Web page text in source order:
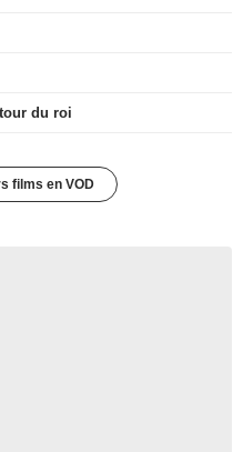
du roi
films en VOD